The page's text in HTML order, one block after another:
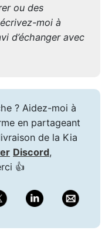
ou des
moi à
d’échanger avec
? Aidez-moi à
en partageant
de la Kia
Discord,
👍